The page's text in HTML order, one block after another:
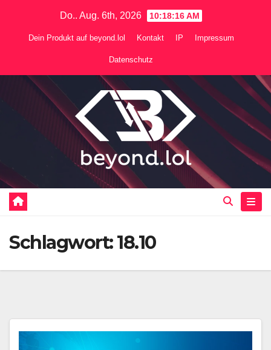
Do.. Aug. 6th, 2026 10:18:17 AM
Dein Produkt auf beyond.lol Kontakt IP Impressum
Datenschutz
Schlagwort:18.10